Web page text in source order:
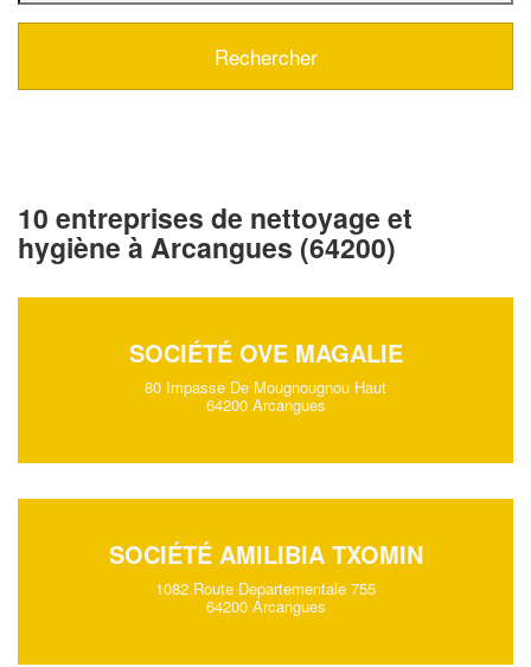
10 entreprises de nettoyage et
hygiène à Arcangues (64200)
SOCIÉTÉ OVE MAGALIE
80 Impasse De Mougnougnou Haut
64200 Arcangues
SOCIÉTÉ AMILIBIA TXOMIN
1082 Route Departementale 755
64200 Arcangues